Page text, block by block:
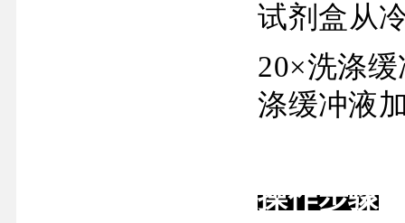
试剂盒从
20×洗涤
涤缓冲液
操作步骤